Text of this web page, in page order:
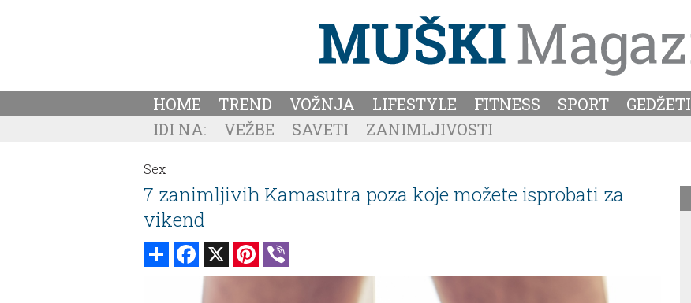
HOME TREND VOŽNJA LIFESTYLE FITNESS SPORT GEDŽETI
IDI NA:
VEŽBE SAVETI ZANIMLJIVOSTI
Sex
7 zanimljivih Kamasutra poza koje možete isprobati za
vikend
Share Facebook Pinterest